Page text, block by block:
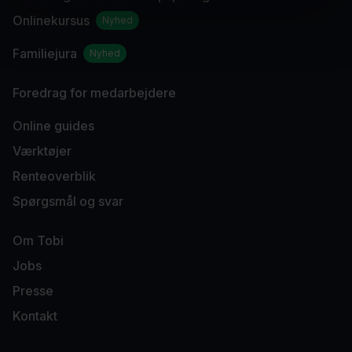
Onlinekursus
Nyhed
Familiejura Nyhed
Foredrag for medarbejdere
Online guides
Værktøjer
Renteoverblik
Spørgsmål og svar
Om Tobi
Jobs
Presse
Kontakt